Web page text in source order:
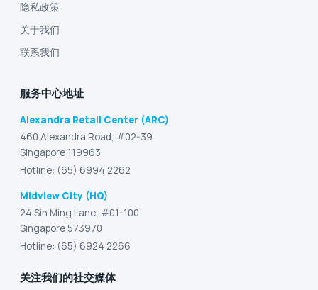
隐私政策
关于我们
联系我们
服务中心地址
Alexandra Retail Center (ARC)
460 Alexandra Road, #02-39
Singapore 119963
Hotline: (65) 6994 2262
Midview City (HQ)
24 Sin Ming Lane, #01-100
Singapore 573970
Hotline: (65) 6924 2266
关注我们的社交媒体